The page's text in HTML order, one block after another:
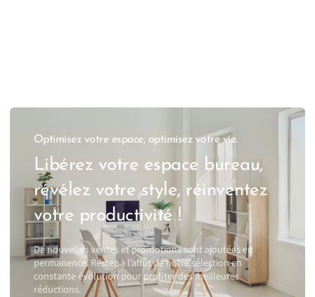
Optimisez votre espace, optimisez votre vie.
Libérez votre espace bureau,
révélez votre style, réinventez
votre productivité !
De nouvelles ventes et promotions sont ajoutées en
permanence. Restez à l’affût de notre sélection en
constante évolution pour profiter des meilleures
réductions.